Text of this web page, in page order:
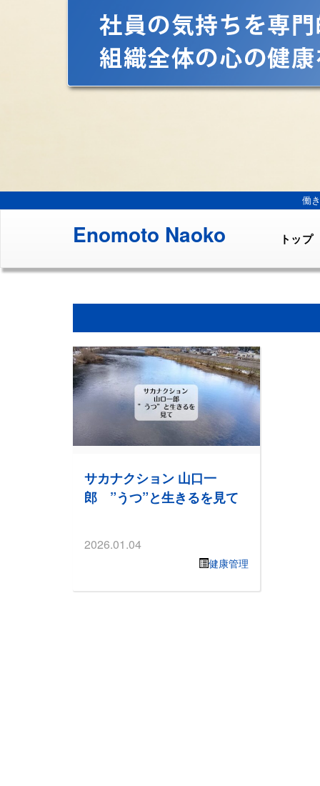
働
Enomoto Naoko トップ
サカナクション 山口一
郎 ”うつ”と生きるを見て
2026.01.04
健康管理